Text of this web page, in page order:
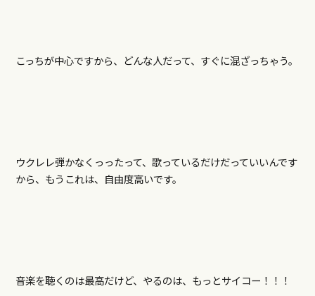
こっちが中心ですから、どんな人だって、すぐに混ざっちゃう。
ウクレレ弾かなくっったって、歌っているだけだっていいんです
から、もうこれは、自由度高いです。
音楽を聴くのは最高だけど、やるのは、もっとサイコー！！！